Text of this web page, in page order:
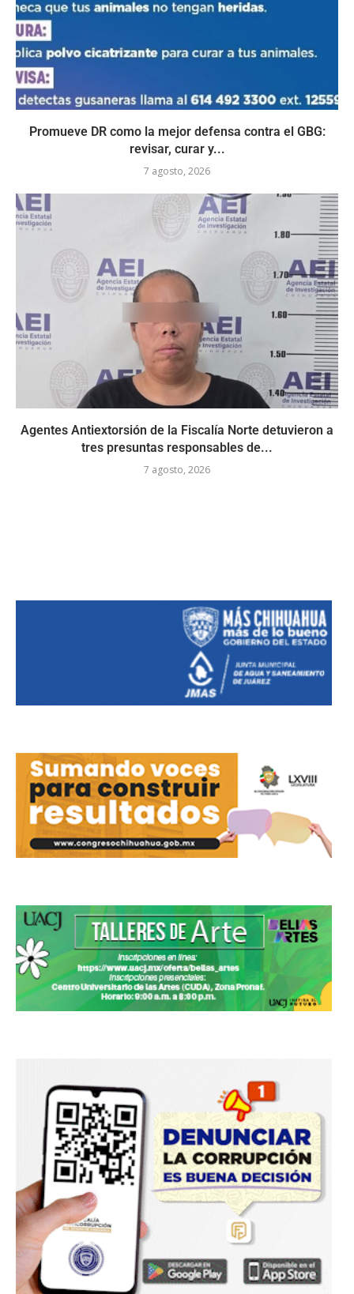
Promueve DR como la mejor defensa contra el GBG:
revisar, curar y...
7 agosto, 2026
Agentes Antiextorsión de la Fiscalía Norte detuvieron a
tres presuntas responsables de...
7 agosto, 2026